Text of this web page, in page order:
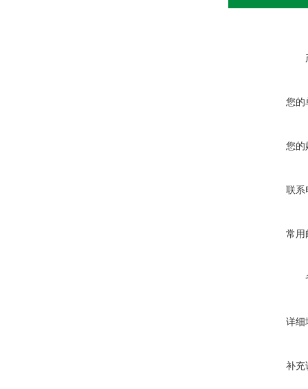
您的
您的
联系
常用
详细
补充